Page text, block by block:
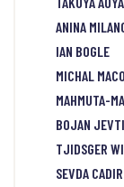
ANINA
IAN BOGLE
MICHAL MACO
MAHMUTA-
BOJAN
TJIDSGER
SEVDA CADIR